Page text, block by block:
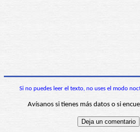
Si no puedes leer el texto, no uses el modo
Avísanos si tienes más datos o si